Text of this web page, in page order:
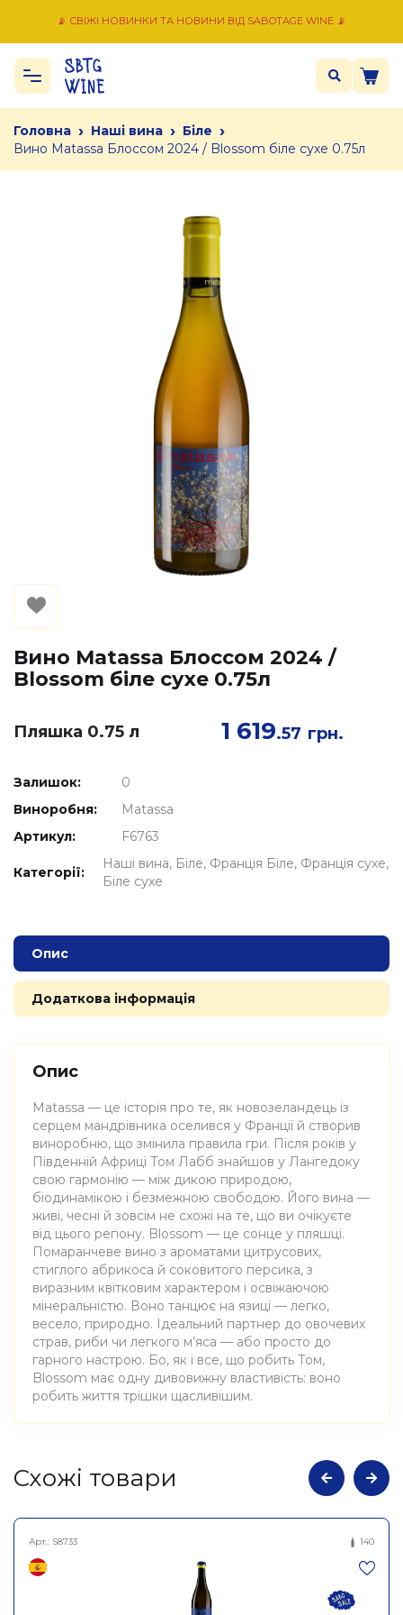
📡 СВІЖІ НОВИНКИ ТА НОВИНИ ВІД SABOTAGE WINE 📡
Головна › Наші вина › Біле ›
Вино Matassa Блоссом 2024 / Blossom біле сухе 0.75л
Вино Matassa Блоссом 2024 /
Blossom біле сухе 0.75л
Пляшка 0.75 л 1 619.57 грн.
Залишок:
0
Виноробня:
Matassa
Артикул:
F6763
Категорії:
Наші вина Біле Франція Біле Франція сухе
Біле сухе
Опис
Додаткова інформація
Опис
Matassa — це історія про те, як новозеландець із
серцем мандрівника оселився у Франції й створив
виноробню, що змінила правила гри. Після років у
Південній Африці Том Лабб знайшов у Лангедоку
свою гармонію — між дикою природою,
біодинамікою і безмежною свободою. Його вина —
живі, чесні й зовсім не схожі на те, що ви очікуєте
від цього регіону. Blossom — це сонце у пляшці.
Помаранчеве вино з ароматами цитрусових,
стиглого абрикоса й соковитого персика, з
виразним квітковим характером і освіжаючою
мінеральністю. Воно танцює на язиці — легко,
весело, природно. Ідеальний партнер до овочевих
страв, риби чи легкого м’яса — або просто до
гарного настрою. Бо, як і все, що робить Том,
Blossom має одну дивовижну властивість: воно
робить життя трішки щасливішим.
Атрибути
натуральне сухе біле
Блоссом 2024, Matassa
750мл
Cхожі товари
Арт.: S8733 140